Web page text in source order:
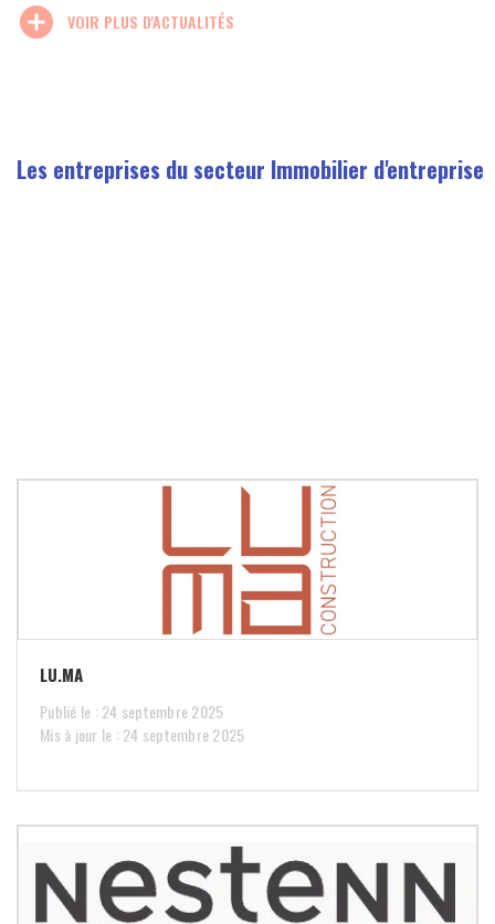
add_circle VOIR PLUS D'ACTUALITÉS
Les entreprises du secteur Immobilier d'entreprise
LU.MA
Publié le : 24 septembre 2025
Mis à jour le : 24 septembre 2025